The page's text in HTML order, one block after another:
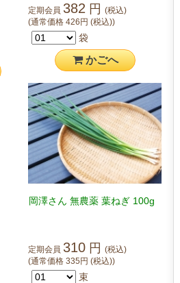
定期会員 382 円 (税込)
(通常価格 426 円 (税込))
袋
かごへ
岡澤さん 無農薬 葉ねぎ 100g
定期会員 310 円 (税込)
(通常価格 335 円 (税込))
束